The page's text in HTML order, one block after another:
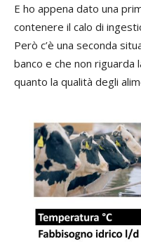
E ho appena dato una
contenere il calo di
Però c’è una seconda
banco e che non riguarda
quanto la qualità degli